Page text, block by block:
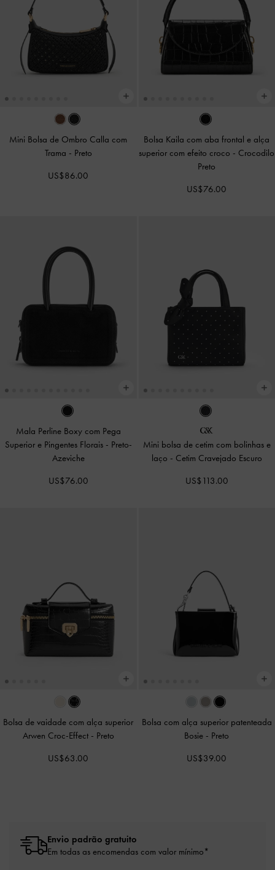
Mini Bolsa de Ombro Calla com
Trama - Preto
US$86.00
Bolsa Kaila com aba frontal e alça
superior com efeito croco - Crocodilo
Preto
US$76.00
Mala Perline Boxy com Pega
Superior e Pingentes Florais - Preto-
Azeviche
US$76.00
Mini bolsa de cetim com bolinhas e
laço - Cetim Cravejado Escuro
US$113.00
Bolsa de vaidade com alça superior
Arwen Croc-Effect - Preto
US$63.00
Bolsa com alça superior patenteada
Bosie - Preto
US$39.00
Envio padrão gratuito
Em todas as encomendas com valor mínimo*